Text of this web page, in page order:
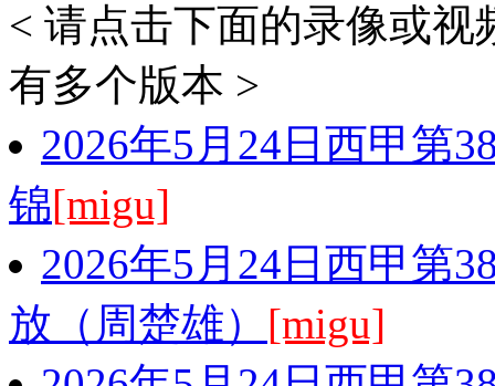
< 请点击下面的录像或
有多个版本 >
2026年5月24日西甲第
锦[migu]
2026年5月24日西甲第
放（周楚雄） [migu]